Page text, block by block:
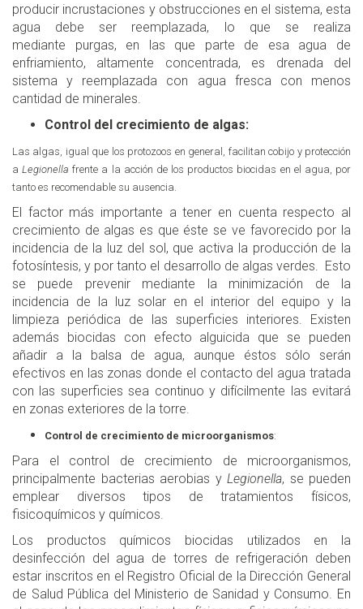
producir incrustaciones y obstrucciones en el sistema, esta
agua debe ser reemplazada, lo que se realiza
mediante purgas, en las que parte de esa agua de
enfriamiento, altamente concentrada, es drenada del
sistema y reemplazada con agua fresca con menos
cantidad de minerales.
Control del crecimiento de algas:
Las algas, igual que los protozoos en general, facilitan cobijo y protección
aLegionella frente a la acción de los productos biocidas en el agua, por
tanto es recomendable su ausencia.
El factor más importante a tener en cuenta respecto al
crecimiento de algas es que éste se ve favorecido por la
incidencia de la luz del sol, que activa la producción de la
fotosíntesis, y por tanto el desarrollo de algas verdes. Esto
se puede prevenir mediante la minimización de la
incidencia de la luz solar en el interior del equipo y la
limpieza periódica de las superficies interiores. Existen
además biocidas con efecto alguicida que se pueden
añadir a la balsa de agua, aunque éstos sólo serán
efectivos en las zonas donde el contacto del agua tratada
con las superficies sea continuo y difícilmente las evitará
en zonas exteriores de la torre.
Control de crecimiento de microorganismos:
Para el control de crecimiento de microorganismos,
principalmente bacterias aerobias yLegionella, se pueden
emplear diversos tipos de tratamientos físicos,
fisicoquímicos y químicos.
Los productos químicos biocidas utilizados en la
desinfección del agua de torres de refrigeración deben
estar inscritos en el Registro Oficial de la Dirección General
de Salud Pública del Ministerio de Sanidad y Consumo. En